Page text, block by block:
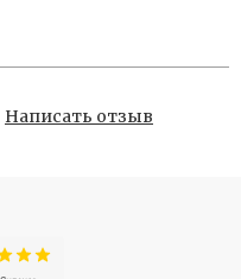
Написать отзыв